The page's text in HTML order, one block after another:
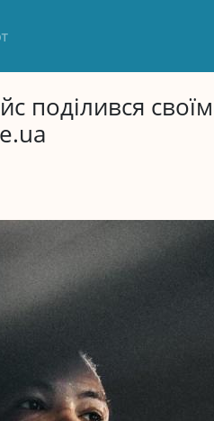
поділився